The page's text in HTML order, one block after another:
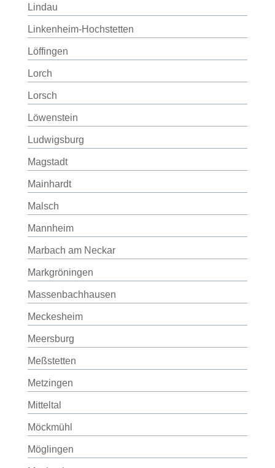
Lindau
Linkenheim-Hochstetten
Löffingen
Lorch
Lorsch
Löwenstein
Ludwigsburg
Magstadt
Mainhardt
Malsch
Mannheim
Marbach am Neckar
Markgröningen
Massenbachhausen
Meckesheim
Meersburg
Meßstetten
Metzingen
Mitteltal
Möckmühl
Möglingen